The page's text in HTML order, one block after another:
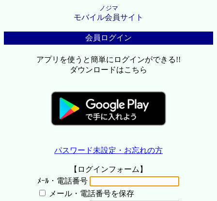
ノジマ
モバイル会員サイト
会員ログイン
アプリを使うと簡単にログインができる!!
ダウンロードはこちら
パスワード未設定・お忘れの方
【ログインフォーム】
ﾒｰﾙ・電話番号
メール・電話番号を保存